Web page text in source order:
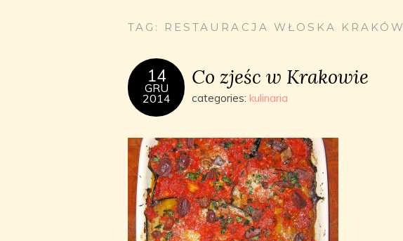
TAG: RESTAURACJA WŁOSKA KRAKÓW
14
GRU
2014
Co zjeśc w Krakowie
categories: kulinaria